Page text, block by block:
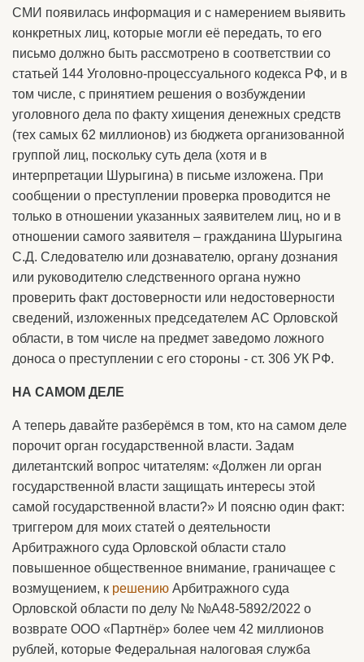
СМИ появилась информация и с намерением выявить
конкретных лиц, которые могли её передать, то его
письмо должно быть рассмотрено в соответствии со
статьей 144 Уголовно-процессуального кодекса РФ, и в
том числе, с принятием решения о возбуждении
уголовного дела по факту хищения денежных средств
(тех самых 62 миллионов) из бюджета организованной
группой лиц, поскольку суть дела (хотя и в
интерпретации Шурыгина) в письме изложена. При
сообщении о преступлении проверка проводится не
только в отношении указанных заявителем лиц, но и в
отношении самого заявителя – гражданина Шурыгина
С.Д. Следователю или дознавателю, органу дознания
или руководителю следственного органа нужно
проверить факт достоверности или недостоверности
сведений, изложенных председателем АС Орловской
области, в том числе на предмет заведомо ложного
доноса о преступлении с его стороны - ст. 306 УК РФ.
НА САМОМ ДЕЛЕ
А теперь давайте разберёмся в том, кто на самом деле
порочит орган государственной власти. Задам
дилетантский вопрос читателям: «Должен ли орган
государственной власти защищать интересы этой
самой государственной власти?» И поясню один факт:
триггером для моих статей о деятельности
Арбитражного суда Орловской области стало
повышенное общественное внимание, граничащее с
возмущением, к решению Арбитражного суда
Орловской области по делу № №А48-5892/2022 о
возврате ООО «Партнёр» более чем 42 миллионов
рублей, которые Федеральная налоговая служба